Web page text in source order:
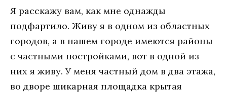
Я расскажу вам, как мне однажды
подфартило. Живу я в одном из областных
городов, а в нашем городе имеются районы
с частными постройками, вот в одной из
них я живу. У меня частный дом в два этажа,
во дворе шикарная площадка крытая